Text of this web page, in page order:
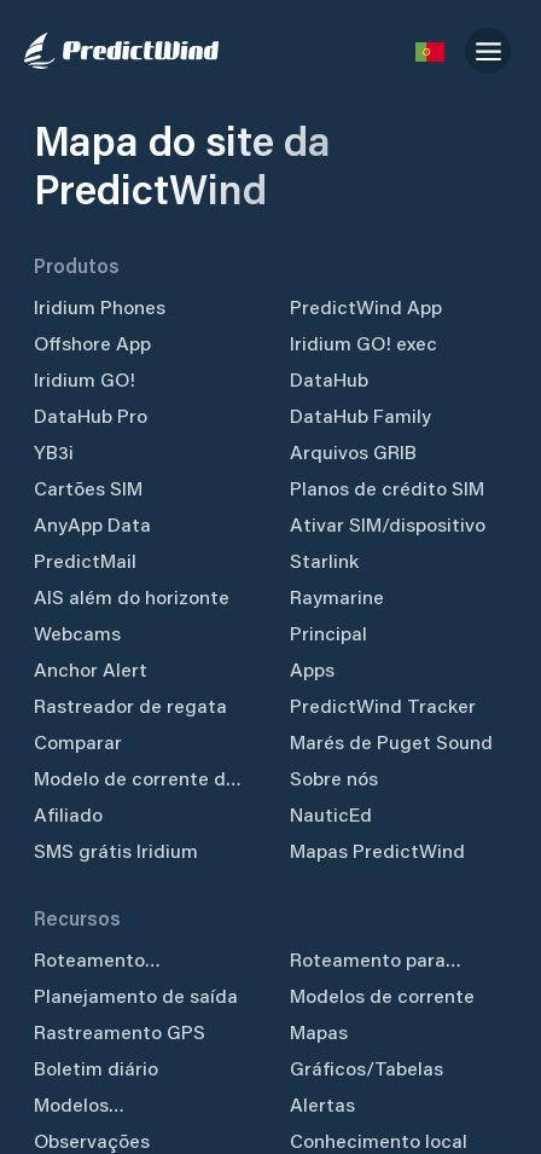
Mapa do site da
PredictWind
Produtos
Iridium Phones
PredictWind App
Offshore App
Iridium GO! exec
Iridium GO!
DataHub
DataHub Pro
DataHub Family
YB3i
Arquivos GRIB
Cartões SIM
Planos de crédito SIM
AnyApp Data
Ativar SIM/dispositivo
PredictMail
Starlink
AIS além do horizonte
Raymarine
Webcams
Principal
Anchor Alert
Apps
Rastreador de regata
PredictWind Tracker
Comparar
Marés de Puget Sound
Modelo de corrente de
maré
Sobre nós
Afiliado
NauticEd
SMS grátis Iridium
Mapas PredictWind
Recursos
Roteamento
meteorológico
Roteamento para
embarcações a motor
Planejamento de saída
Modelos de corrente
Rastreamento GPS
Mapas
Boletim diário
Gráficos/Tabelas
Modelos
meteorológicos
Alertas
Observações
Conhecimento local